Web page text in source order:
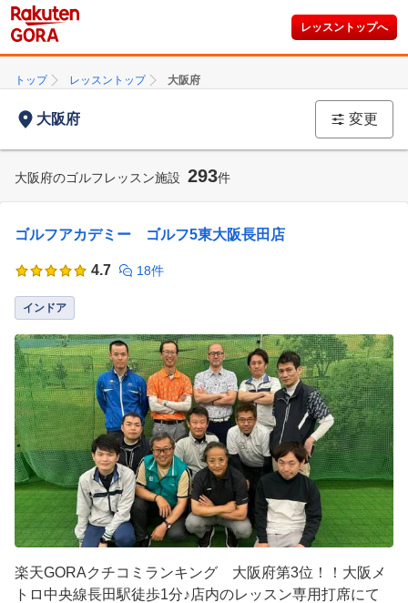
レッスントップへ
トップ レッスントップ 大阪府
大阪府 変更
大阪府のゴルフレッスン施設 293件
ゴルフアカデミー ゴルフ5東大阪長田店
4.7 18件
インドア
楽天GORAクチコミランキング 大阪府第3位！！大阪メ
トロ中央線長田駅徒歩1分♪店内のレッスン専用打席にて